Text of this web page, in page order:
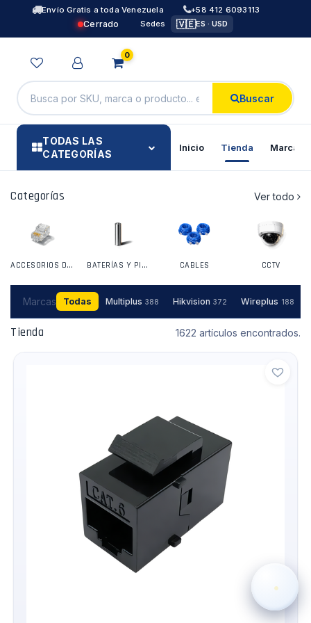
Envío Gratis a toda Venezuela +58 412 6093113
Cerrado Sedes 🇻🇪ES · USD
Buscar
0
TODAS LAS
CATEGORÍAS
Inicio Tienda Marcas
Categorías Ver todo
ACCESORIOS DE REDES BATERÍAS Y PILAS CABLES CCTV
Marcas Todas Multiplus 388 Hikvision 372 Wireplus 188
Tienda 1622 artículos encontrados.
WhatsApp
Cotizar
Servicio Técnico
Llamar